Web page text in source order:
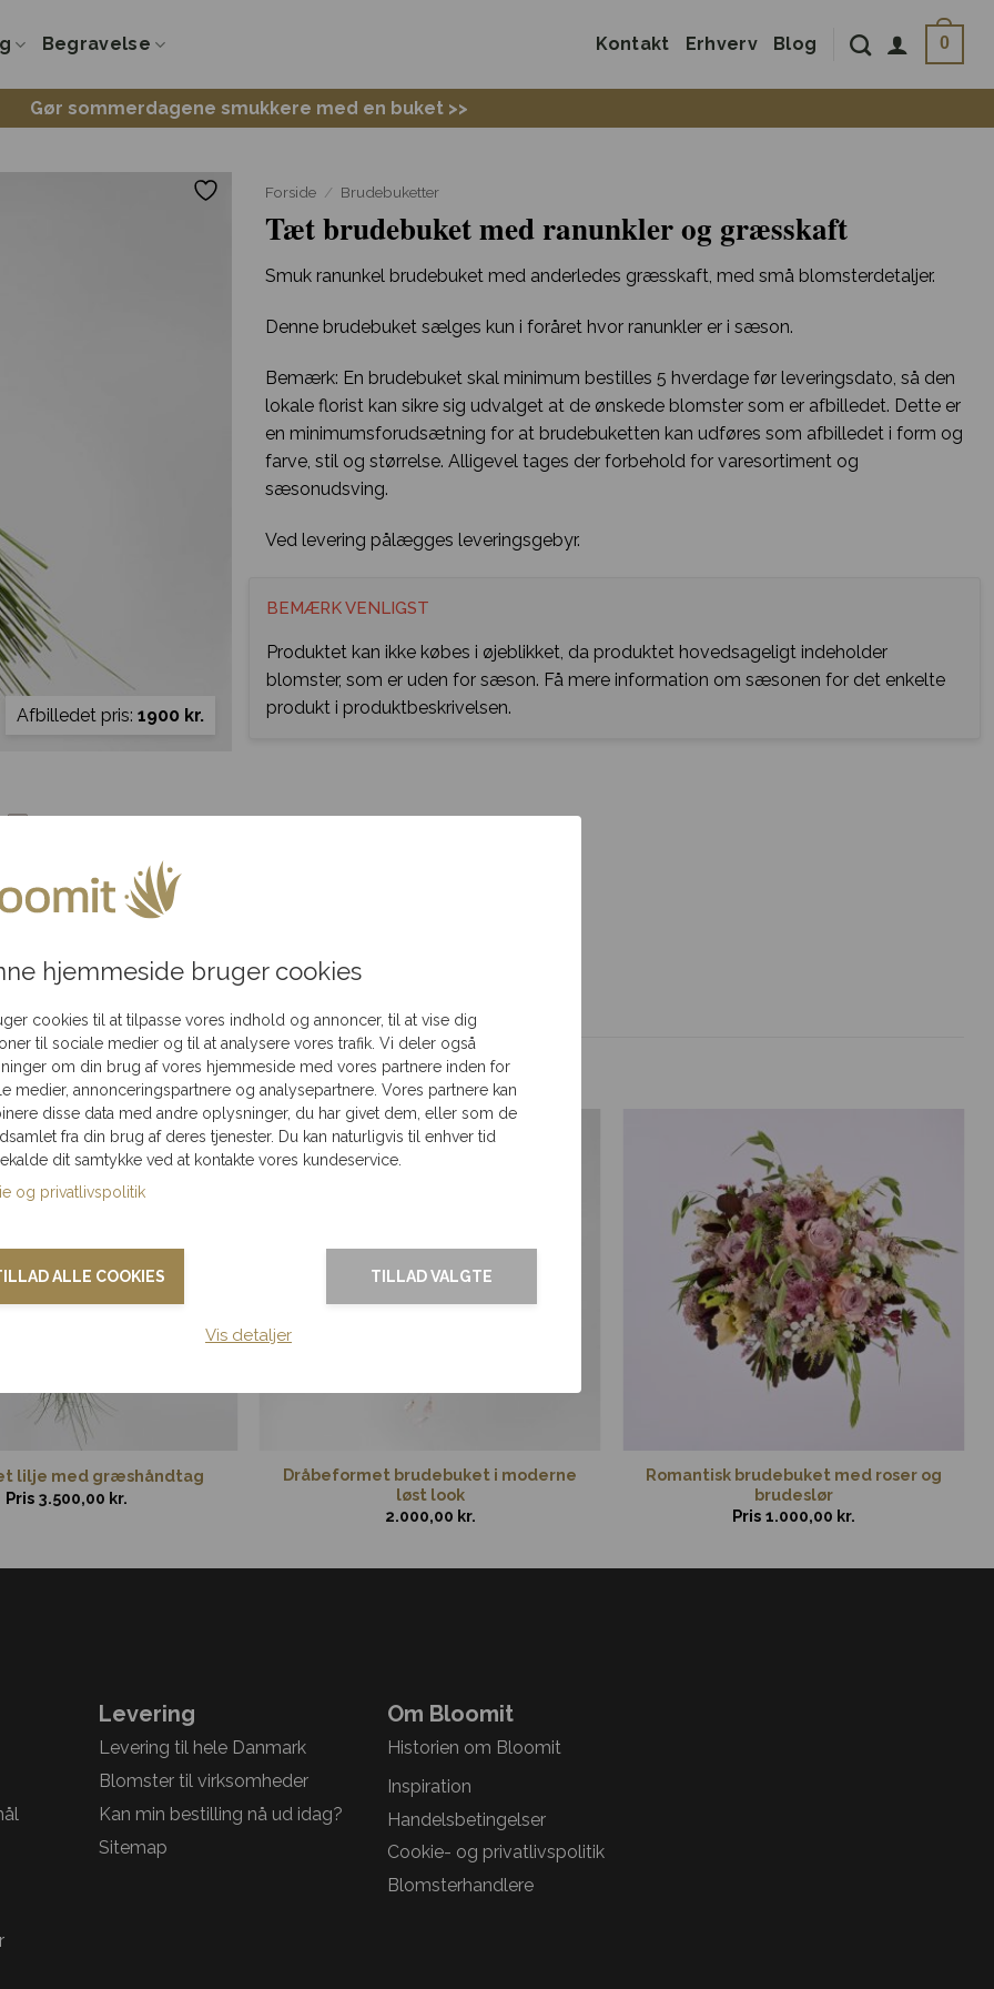
hjemmeside bruger cookies
cookies til at tilpasse vores indhold og annoncer, til at vise dig
til sociale medier og til at analysere vores trafik. Vi deler også
om din brug af vores hjemmeside med vores partnere inden for
medier, annonceringspartnere og analysepartnere. Vores partnere kan
disse data med andre oplysninger, du har givet dem, eller som de
fra din brug af deres tjenester. Du kan naturligvis til enhver tid
dit samtykke ved at kontakte vores kundeservice.
og privatlivspolitik
ALLE COOKIES TILLAD VALGTE
Vis detaljer
Begravelse Kontakt Erhverv Blog 0
Gør sommerdagene smukkere med en buket >>
Afbilledet pris: 1900 kr.
Flot
Levering kun 79,-Levering
i hele Danmark
Forside / Brudebuketter
Tæt brudebuket med ranunkler og græsskaft
Smuk ranunkel brudebuket med anderledes græsskaft, med små blomsterdetaljer.
Denne brudebuket sælges kun i foråret hvor ranunkler er i sæson.
Bemærk: En brudebuket skal minimum bestilles 5 hverdage før leveringsdato, så den
lokale florist kan sikre sig udvalget at de ønskede blomster som er afbilledet. Dette er
en minimumsforudsætning for at brudebuketten kan udføres som afbilledet i form og
farve, stil og størrelse. Alligevel tages der forbehold for varesortiment og
sæsonudsving.
Ved levering pålægges leveringsgebyr.
BEMÆRK VENLIGST
Produktet kan ikke købes i øjeblikket, da produktet hovedsageligt indeholder
blomster, som er uden for sæson. Få mere information om sæsonen for det enkelte
produkt i produktbeskrivelsen.
lilje med græshåndtag
Pris 3.500,00 kr.
Dråbeformet brudebuket i moderne
løst look
2.000,00 kr.
Romantisk brudebuket med roser og
brudeslør
Pris 1.000,00 kr.
Levering
Levering til hele Danmark
Blomster til virksomheder
Kan min bestilling nå ud idag?
Sitemap
Om Bloomit
Historien om Bloomit
Inspiration
Handelsbetingelser
Cookie- og privatlivspolitik
Blomsterhandlere